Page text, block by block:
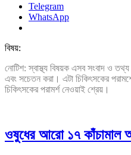
Telegram
WhatsApp
বিষয়:
নোটিশ: স্বাস্থ্য বিষয়ক এসব সংবাদ ও তথ্য
এবং সচেতন করা। এটা চিকিৎসকের
চিকিৎসকের পরামর্শ নেওয়াই শ্রেয়।
ওষুধের আরো ১৭ কাঁচামাল